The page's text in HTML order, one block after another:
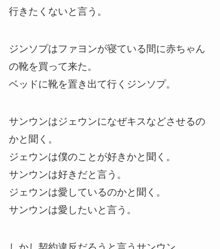
行きたくないと言う。
ジンソプはファヨンが寝ている間に赤ちゃん
の靴を買って来た。
ベッドに靴を置き出て行くジンソプ。
サンウンはジェウンになぜキスなどさせるの
かと聞く。
ジェウンは僕のことが好きかと聞く。
サンウンは好きだと言う。
ジェウンは愛しているのかと聞く。
サンウンは愛したいと言う。